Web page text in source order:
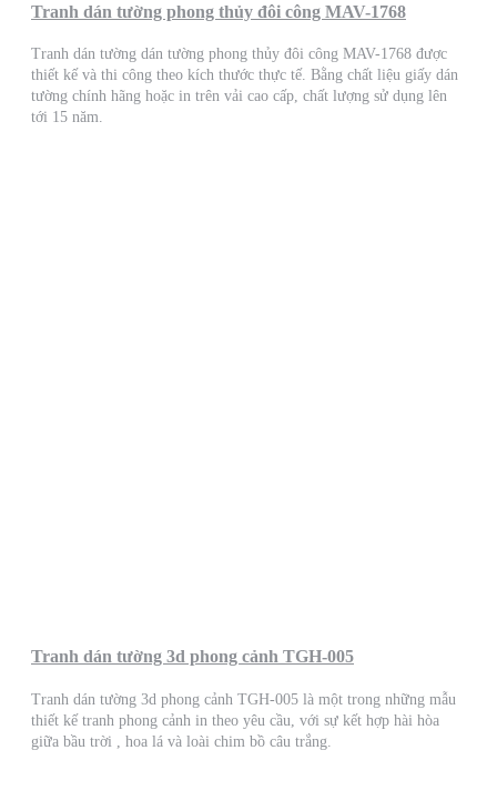
Tranh dán tường phong thủy đôi công MAV-1768
Tranh dán tường dán tường phong thủy đôi công MAV-1768 được
thiết kế và thi công theo kích thước thực tế. Bằng chất liệu giấy dán
tường chính hãng hoặc in trên vải cao cấp, chất lượng sử dụng lên
tới 15 năm.
Tranh dán tường 3d phong cảnh TGH-005
Tranh dán tường 3d phong cảnh TGH-005 là một trong những mẫu
thiết kế tranh phong cảnh in theo yêu cầu, với sự kết hợp hài hòa
giữa bầu trời , hoa lá và loài chim bồ câu trắng.